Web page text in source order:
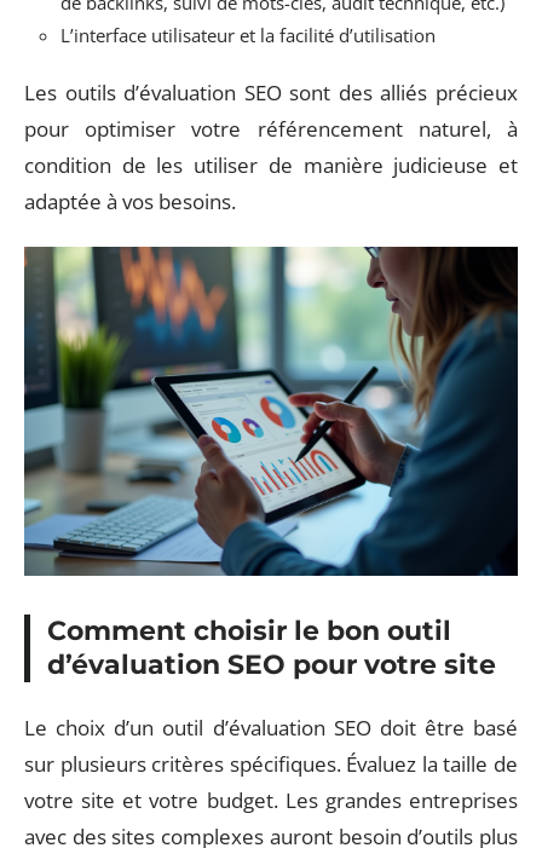
L’interface utilisateur et la facilité d’utilisation
Les outils d’évaluation SEO sont des alliés précieux
pour optimiser votre référencement naturel, à
condition de les utiliser de manière judicieuse et
adaptée à vos besoins.
Comment choisir le bon outil
d’évaluation SEO pour votre site
Le choix d’un outil d’évaluation SEO doit être basé
sur plusieurs critères spécifiques. Évaluez la taille de
votre site et votre budget. Les grandes entreprises
avec des sites complexes auront besoin d’outils plus